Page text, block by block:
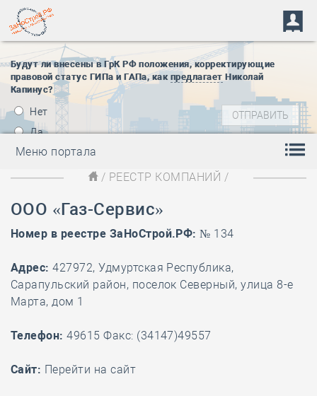
Будут ли внесены в ГрК РФ положения, корректирующие
правовой статус ГИПа и ГАПа, как предлагает Николай
Капинус?
Нет
Да
Меню портала
/ РЕЕСТР КОМПАНИЙ /
ООО «Газ-Сервис»
Номер в реестре ЗаНоСтрой.РФ: № 134
Адрес: 427972, Удмуртская Республика,
Сарапульский район, поселок Северный, улица 8-е
Марта, дом 1
Телефон: 49615 Факс: (34147)49557
Cайт: Перейти на сайт